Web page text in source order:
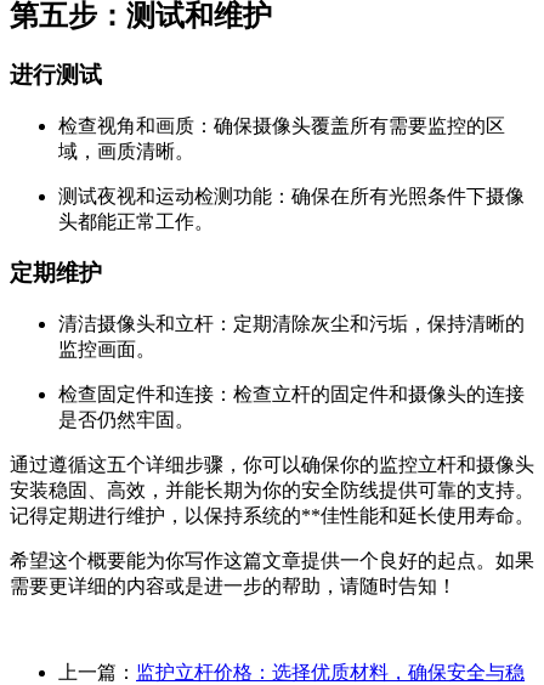
第五步：测试和维护
进行测试
检查视角和画质：确保摄像头覆盖所有需要监控的区
域，画质清晰。
测试夜视和运动检测功能：确保在所有光照条件下摄像
头都能正常工作。
定期维护
清洁摄像头和立杆：定期清除灰尘和污垢，保持清晰的
监控画面。
检查固定件和连接：检查立杆的固定件和摄像头的连接
是否仍然牢固。
通过遵循这五个详细步骤，你可以确保你的监控立杆和摄像头
安装稳固、高效，并能长期为你的安全防线提供可靠的支持。
记得定期进行维护，以保持系统的**佳性能和延长使用寿命。
希望这个概要能为你写作这篇文章提供一个良好的起点。如果
需要更详细的内容或是进一步的帮助，请随时告知！
上一篇： 监护立杆价格：选择优质材料，确保安全与稳